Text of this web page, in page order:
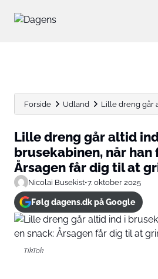
Forside Udland Lille dreng går
Lille dreng går altid
brusekabinen, når han
Årsagen får dig til at
Nicolai Busekist•7. oktober 2025
Følg dagens.dk på Google
TikTok